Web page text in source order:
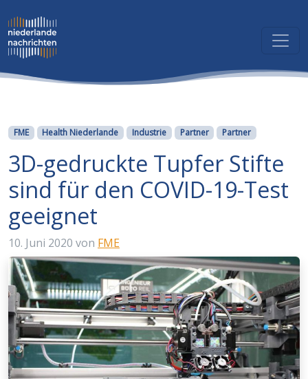
Kategorien
FME Health Niederlande Industrie Partner Partner
3D-gedruckte Tupfer Stifte
sind für den COVID-19-Test
geeignet
10. Juni 2020 von FME